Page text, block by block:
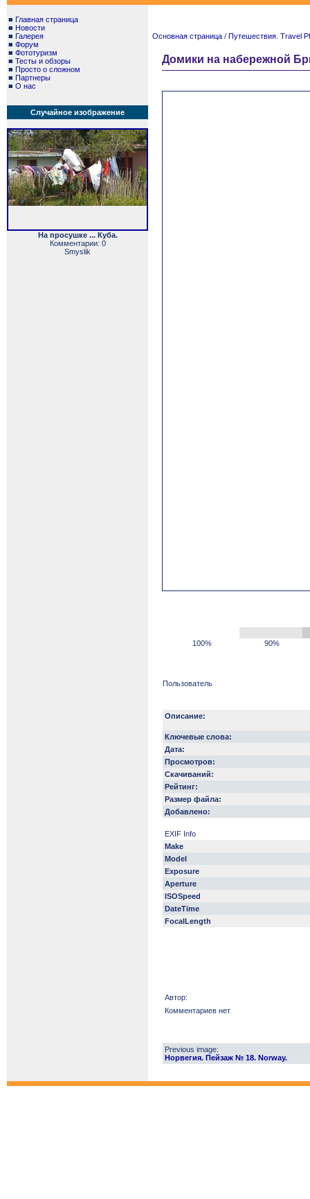
■ Главная страница
■ Новости
■ Галерея
■ Форум
■ Фототуризм
■ Тесты и обзоры
■ Просто о сложном
■ Партнеры
■ О нас
Случайное изображение
На просушке ... Куба.
Комментарии: 0
Smyslik
Основная страница / Путешествия. Travel
Домики на набережной
100% 90%
Пользователь
Описание:
Ключевые слова:
Дата:
Просмотров:
Скачиваний:
Рейтинг:
Размер файла:
Добавлено:
EXIF Info
Make
Model
Exposure
Aperture
ISOSpeed
DateTime
FocalLength
Автор:
Комментариев нет
Previous image:
Норвегия. Пейзаж № 18. Norway.